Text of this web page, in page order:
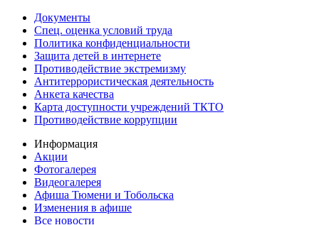
Документы
Спец. оценка условий труда
Политика конфиденциальности
Защита детей в интернете
Противодействие экстремизму
Антитеррористическая деятельность
Анкета качества
Карта доступности учреждений ТКТО
Противодействие коррупции
Информация
Акции
Фотогалерея
Видеогалерея
Афиша Тюмени и Тобольска
Изменения в афише
Все новости